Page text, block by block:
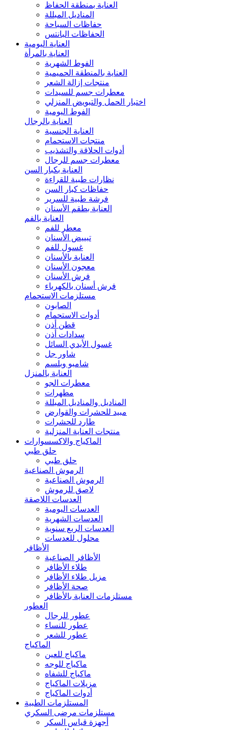
العناية بمنطقة الحفاظ
المناديل المبللة
حفاظات السباحة
الحفاظات البانتس
العناية اليومية
العناية بالمرأة
الفوط الشهرية
العناية بالمنطقة الحميمية
منتجات إزالة الشعر
معطرات جسم للسيدات
اختبار الحمل والتبويض المنزلي
الفوط اليومية
العناية بالرجال
العناية الجنسية
منتجات الاستحمام
أدوات الحلاقة والتشذيب
معطرات جسم للرجال
العناية بكبار السن
نظارات طبية للقراءة
حفاظات كبار السن
فرشة طبية للسرير
العناية بطقم الأسنان
العناية بالفم
معطر للفم
تبييض الأسنان
غسول للفم
العناية بالأسنان
معجون الأسنان
فرش الأسنان
فرش أسنان بالكهرباء
مستلزمات الاستحمام
الصابون
أدوات الاستحمام
قطن أذن
سدادات أذن
غسول الأيدي السائل
شاور جل
شامبو وبلسم
العناية بالمنزل
معطرات الجو
مطهرات
المناديل والمناديل المبللة
مبيد للحشرات والقوارض
طارد للحشرات
منتجات العناية المنزلية
الماكياج والاكسسوارات
حلق طبي
حلق طبي
الرموش الصناعية
الرموش الصناعية
لاصق للرموش
العدسات اللاصقة
العدسات اليومية
العدسات الشهرية
العدسات الربع سنوية
محلول للعدسات
الأظافر
الأظافر الصناعية
طلاء الأظافر
مزيل طلاء الأظافر
صحة الأظافر
مستلزمات العناية بالأظافر
العطور
عطور للرجال
عطور للنساء
عطور للشعر
الماكياج
ماكياج للعين
ماكياج للوجه
ماكياج للشفاه
مزيلات الماكياج
أدوات الماكياج
المستلزمات الطبية
مستلزمات مرضى السكري
أجهزة قياس السكر